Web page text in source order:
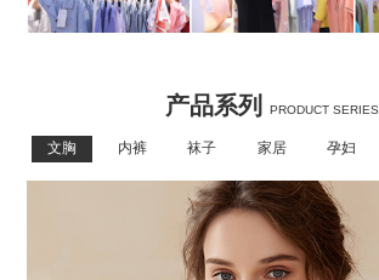
产品系列 PRODUCT SERIES
文胸 内裤 袜子 家居 孕妇